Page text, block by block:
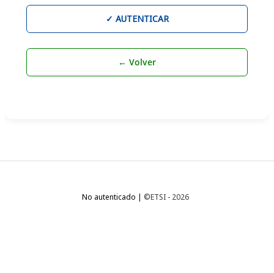
No autenticado | ©ETSI - 2026